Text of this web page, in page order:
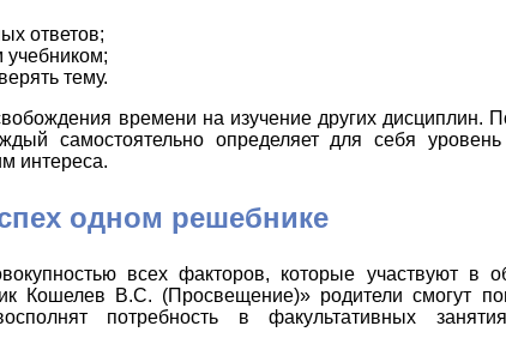
ответов;
учебником;
тему.
времени на изучение других дисциплин.
самостоятельно определяет для себя
интереса.
одном решебнике
всех факторов, которые участвуют в
Кошелев В.С. (Просвещение)» родители смогут
потребность в факультативных